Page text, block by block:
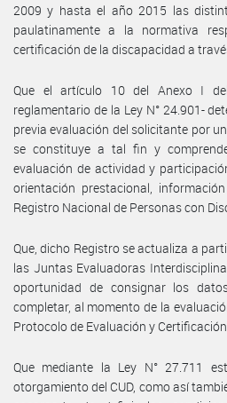
2009 y hasta el año 2015 las
paulatinamente a la normativa
certificación de la discapacidad a
Que el artículo 10 del Anexo I
reglamentario de la Ley N° 24.901-
previa evaluación del solicitante por
se constituye a tal fin y
evaluación de actividad y
orientación prestacional,
Registro Nacional de Personas con
Que, dicho Registro se actualiza a
las Juntas Evaluadoras
oportunidad de consignar los
completar, al momento de la
Protocolo de Evaluación y
Que mediante la Ley N° 27.711
otorgamiento del CUD, como así